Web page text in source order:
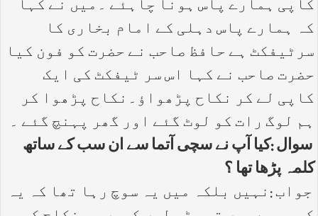
کاپی ہمارے پاس ہونا چاہئے ۔میں نے کہا
کہ ہمارے پاس دہلی کے امام بخاری کا
سرٹیفکٹ ہے حافظ صاحب نے حضرت کو فون کیا
حضرت صاحب نے کہا اس سر ٹیفکٹ کی ایک
کاپی لے کر نکاح پڑھواؤ۔نکاح پڑھوا کر
ہم لوگ رات کو لوٹ گئے اور گھر پہنچ گئے ۔
سوال :کیا آپ نے سچی آتما سے ان سب کے ساتھ
کلمہ پڑھا تھا ؟
جواب :نہیں بلکہ میں یہ سوچ رہا تھا کہ یہ